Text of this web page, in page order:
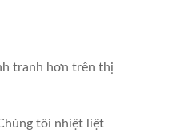
tranh hơn trên thị
tôi nhiệt liệt